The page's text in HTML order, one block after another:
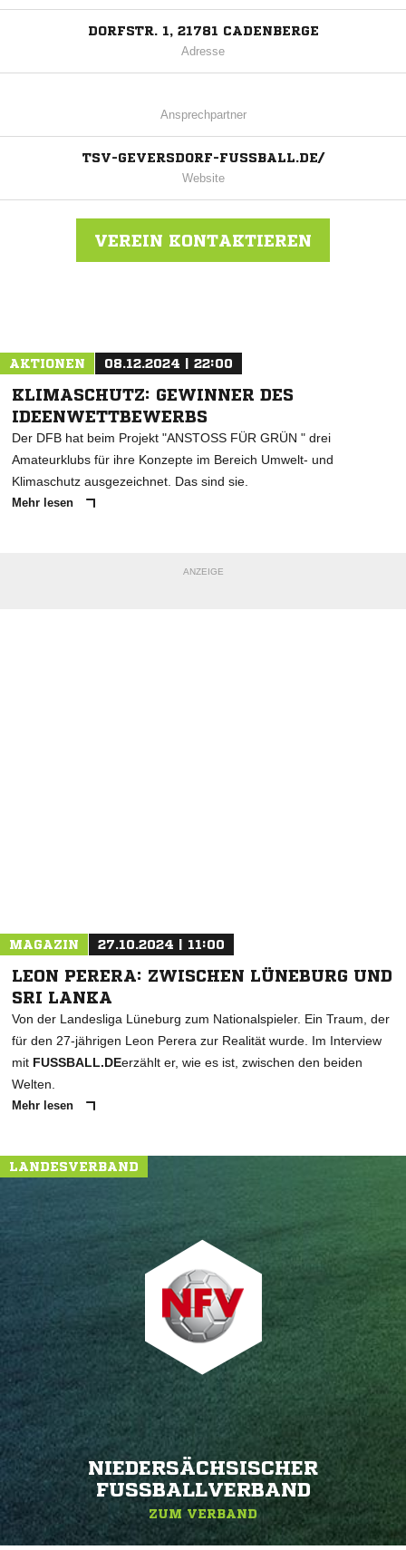
DORFSTR. 1, 21781 CADENBERGE
Adresse
Ansprechpartner
TSV-GEVERSDORF-FUSSBALL.DE/
Website
VEREIN KONTAKTIEREN
AKTIONEN 08.12.2024 | 22:00
KLIMASCHUTZ: GEWINNER DES
IDEENWETTBEWERBS
Der DFB hat beim Projekt "ANSTOSS FÜR GRÜN " drei
Amateurklubs für ihre Konzepte im Bereich Umwelt- und
Klimaschutz ausgezeichnet. Das sind sie.
Mehr lesen
ANZEIGE
MAGAZIN 27.10.2024 | 11:00
LEON PERERA: ZWISCHEN LÜNEBURG UND
SRI LANKA
Von der Landesliga Lüneburg zum Nationalspieler. Ein Traum, der
für den 27-jährigen Leon Perera zur Realität wurde. Im Interview
mit FUSSBALL.DEerzählt er, wie es ist, zwischen den beiden
Welten.
Mehr lesen
LANDESVERBAND
NIEDERSÄCHSISCHER
FUSSBALLVERBAND
ZUM VERBAND